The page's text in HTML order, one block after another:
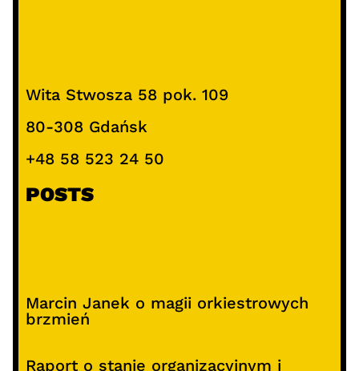
Wita Stwosza 58 pok. 109
80-308 Gdańsk
+48 58 523 24 50
POSTS
Marcin Janek o magii orkiestrowych
brzmień
Raport o stanie organizacyjnym i